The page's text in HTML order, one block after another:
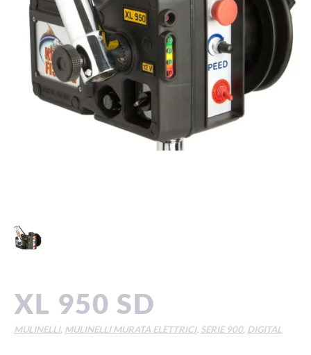
XL 950 SD
MULINELLI, MULINELLI MURATA ELETTRICI, SERIE 900, DIGITAL